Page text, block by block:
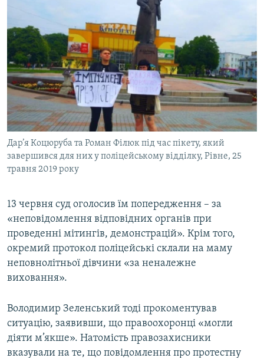
Дар’я Коцюруба та Роман Філюк під час пікету, який
завершився для них у поліцейському відділку, Рівне, 25
травня 2019 року
13 червня суд оголосив їм попередження – за
«неповідомлення відповідних органів при
проведенні мітингів, демонстрацій». Крім того,
окремий протокол поліцейські склали на маму
неповнолітньої дівчини «за неналежне
виховання».
Володимир Зеленський тоді прокоментував
ситуацію, заявивши, що правоохоронці «могли
діяти м’якше». Натомість правозахисники
вказували на те, що повідомлення про протестну